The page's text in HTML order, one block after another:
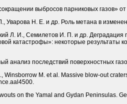
выбросов парниковых газов»
Уварова Н. Е. и др. Роль метана в
Л. И., Семилетов И. П. и др.
катастрофы»: некоторые
анализ последствий поверхностных
Winsborrow M. et al. Massive blow-out
on the Yamal and Gydan Peninsulas.